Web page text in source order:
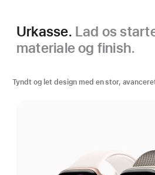
Urkasse. Lad os
materiale og finish.
Tyndt og let design med en stor,